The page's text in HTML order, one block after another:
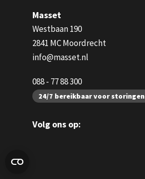
Masset
Westbaan 190
2841 MC Moordrecht
info@masset.nl
088 - 77 88 300
24/7 bereikbaar voor storingen
Volg ons op: